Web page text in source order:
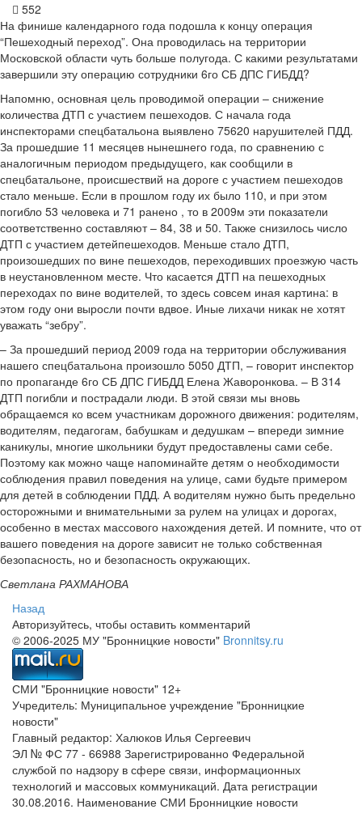
552
На финише календарного года подошла к концу операция
“Пешеходный переход”. Она проводилась на территории
Московской области чуть больше полугода. С какими результатами
завершили эту операцию сотрудники 6­го СБ ДПС ГИБДД?
Напомню, основная цель проводимой операции – снижение
количества ДТП с участием пешеходов. С начала года
инспекторами спецбатальона выявлено 75620 нарушителей ПДД.
За прошедшие 11 месяцев нынешнего года, по сравнению с
аналогичным периодом предыдущего, как сообщили в
спецбатальоне, происшествий на дороге с участием пешеходов
стало меньше. Если в прошлом году их было 110, и при этом
погибло 53 человека и 71­ ранено , то в 2009­м эти показатели
соответственно составляют – 84, 38 и 50. Также снизилось число
ДТП с участием детей­пешеходов. Меньше стало ДТП,
произошедших по вине пешеходов, переходивших проезжую часть
в неустановленном месте. Что касается ДТП на пешеходных
переходах по вине водителей, то здесь совсем иная картина: в
этом году они выросли почти вдвое. Иные лихачи никак не хотят
уважать “зебру”.
– За прошедший период 2009 года на территории обслуживания
нашего спецбатальона произошло 5050 ДТП, – говорит инспектор
по пропаганде 6­го СБ ДПС ГИБДД Елена Жаворонкова. – В 314
ДТП погибли и пострадали люди. В этой связи мы вновь
обращаемся ко всем участникам дорожного движения: родителям,
водителям, педагогам, бабушкам и дедушкам – впереди зимние
каникулы, многие школьники будут предоставлены сами себе.
Поэтому как можно чаще напоминайте детям о необходимости
соблюдения правил поведения на улице, сами будьте примером
для детей в соблюдении ПДД. А водителям нужно быть предельно
осторожными и внимательными за рулем на улицах и дорогах,
особенно в местах массового нахождения детей. И помните, что от
вашего поведения на дороге зависит не только собственная
безопасность, но и безопасность окружающих.
Светлана РАХМАНОВА
Назад
Авторизуйтесь, чтобы оставить комментарий
© 2006-2025 МУ "Бронницкие новости" Bronnitsy.ru
СМИ "Бронницкие новости" 12+
Учредитель: Муниципальное учреждение "Бронницкие
новости"
Главный редактор: Халюков Илья Сергеевич
ЭЛ № ФС 77 - 66988 Зарегистрированно Федеральной
службой по надзору в сфере связи, информационных
технологий и массовых коммуникаций. Дата регистрации
30.08.2016. Наименование СМИ Бронницкие новости